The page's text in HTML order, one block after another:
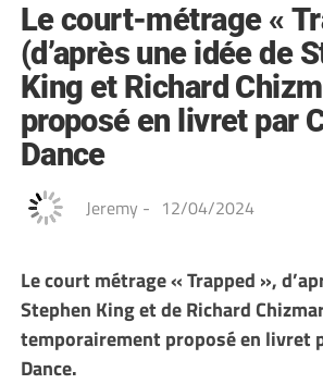
Le court-métrage «
(d’après une idée de
King et Richard
proposé en livret par
Dance
Jeremy - 12/04/2024
Le court métrage « Trapped »,
Stephen King et de Richard
temporairement proposé en livret
Dance.